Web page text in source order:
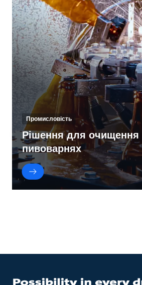
Промисловість
Рішення для очищення
пивоварнях